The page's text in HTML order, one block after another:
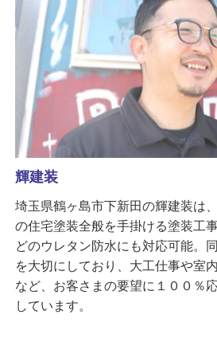
輝建装
埼玉県鶴ヶ島市下新田の輝建装は
の住宅塗装全般を手掛ける塗装工
どのウレタン防水にも対応可能。
を大切にしており、大工仕事や室
など、お客さまの要望に１００％
しています。